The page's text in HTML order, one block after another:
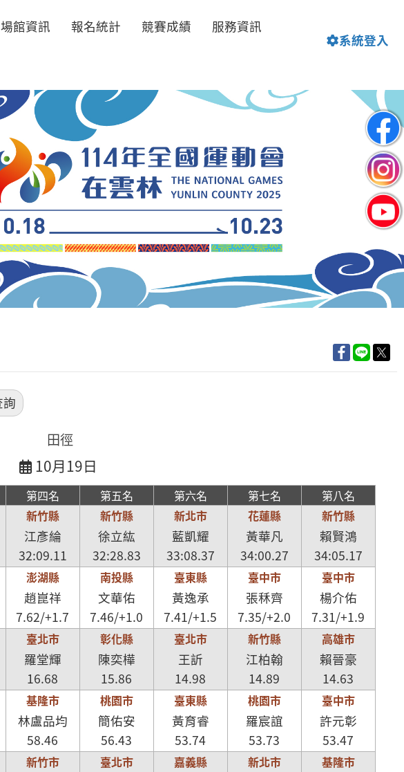
場館資訊 報名統計 競賽成績
服務資訊
系統登入
田徑
10月19日
第四名 第五名 第六名 第七名 第八名
新竹縣
江彥綸
32:09.11
新竹縣
徐立紘
32:28.83
新北市
藍凱耀
33:08.37
花蓮縣
黃華凡
34:00.27
新竹縣
賴賢鴻
34:05.17
澎湖縣
趙崑祥
7.62/+1.7
南投縣
文華佑
7.46/+1.0
臺東縣
黃逸承
7.41/+1.5
臺中市
張秝齊
7.35/+2.0
臺中市
楊介佑
7.31/+1.9
臺北市
羅堂輝
16.68
彰化縣
陳奕樺
15.86
臺北市
王訢
14.98
新竹縣
江柏翰
14.89
高雄市
賴晉豪
14.63
基隆市
林盧品均
58.46
桃園市
簡佑安
56.43
臺東縣
黃育睿
53.74
桃園市
羅宸誼
53.73
臺中市
許元彰
53.47
新竹市 臺北市 嘉義縣 新北市 基隆市